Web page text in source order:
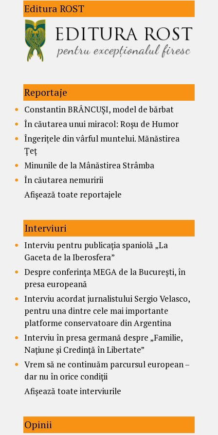
Editura ROST
Reportaje
Constantin BRÂNCUȘI, model de bărbat
În căutarea unui miracol: Roșu de Humor
Îngerițele din vârful muntelui. Mănăstirea
Țeț
Minunile de la Mânăstirea Strâmba
În căutarea nemuririi
Afișează toate reportajele
Interviuri
Interviu pentru publicația spaniolă „La
Gaceta de la Iberosfera”
Despre conferința MEGA de la București, în
presa europeană
Interviu acordat jurnalistului Sergio Velasco,
pentru una dintre cele mai importante
platforme conservatoare din Argentina
Interviu în presa germană despre „Familie,
Națiune și Credință în Libertate”
Vrem să ne continuăm parcursul european –
dar nu în orice condiții
Afișează toate interviurile
Opinii